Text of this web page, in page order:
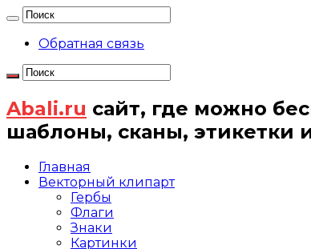
Обратная связь
Abali.ru сайт, где можно
шаблоны, сканы, этикетки
Главная
Векторный клипарт
Гербы
Флаги
Знаки
Картинки